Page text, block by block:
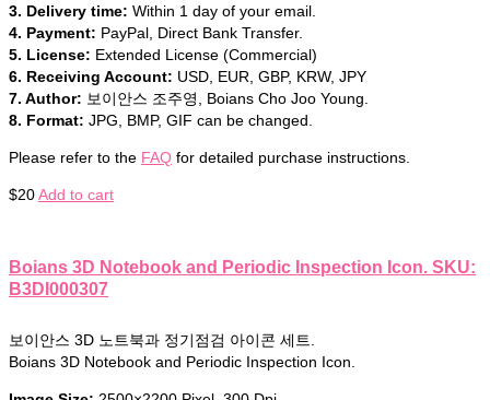
3. Delivery time: Within 1 day of your email.
4. Payment: PayPal, Direct Bank Transfer.
5. License: Extended License (Commercial)
6. Receiving Account: USD, EUR, GBP, KRW, JPY
7. Author: 보이안스 조주영, Boians Cho Joo Young.
8. Format: JPG, BMP, GIF can be changed.
Please refer to the FAQ for detailed purchase instructions.
$20Add to cart
Boians 3D Notebook and Periodic Inspection Icon. SKU:
B3DI000307
보이안스 3D 노트북과 정기점검 아이콘 세트.
Boians 3D Notebook and Periodic Inspection Icon.